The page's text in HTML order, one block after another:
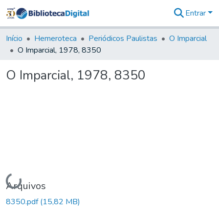
&
Coleções
Tudo na
Digital
Entrar
Início Hemeroteca Periódicos Paulistas
O Imparcial
O Imparcial, 1978, 8350
O Imparcial, 1978, 8350
Carregando...
Arquivos
8350.pdf(15,82 MB)